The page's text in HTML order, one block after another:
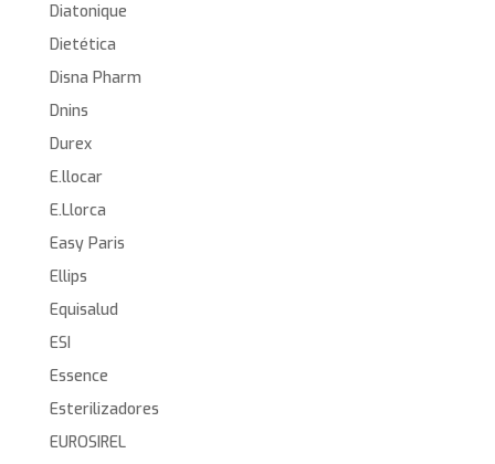
Diatonique
Dietética
Disna Pharm
Dnins
Durex
E.llocar
E.Llorca
Easy Paris
Ellips
Equisalud
ESI
Essence
Esterilizadores
EUROSIREL